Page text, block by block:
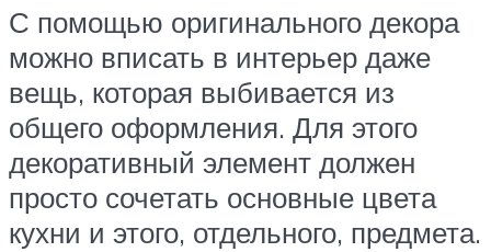
С помощью оригинального декора
можно вписать в интерьер даже
вещь, которая выбивается из
общего оформления. Для этого
декоративный элемент должен
просто сочетать основные цвета
кухни и этого, отдельного, предмета.